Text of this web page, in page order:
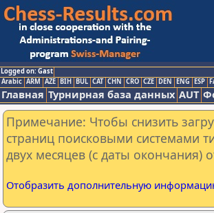
Logged on: Gast
Arabic ARM AZE BIH BUL CAT CHN CRO CZE DEN ENG ESP
Главная Турнирная база данных AUT
Примечание: Чтобы снизить
страниц поисковыми системами
двух месяцев (с даты окончания)
Отобразить дополнительную